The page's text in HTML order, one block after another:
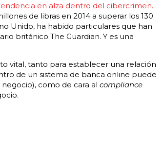
en alza dentro del cibercrimen.
de libras en 2014 a superar los 130
Unido, ha habido particulares que han
británico The Guardian. Y es una
vital, tanto para establecer una relación
de un sistema de banca online puede
como de cara al compliance